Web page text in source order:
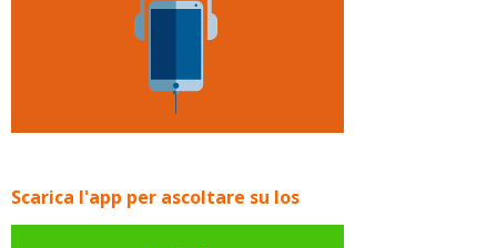
Scarica l'app per ascoltare su Ios